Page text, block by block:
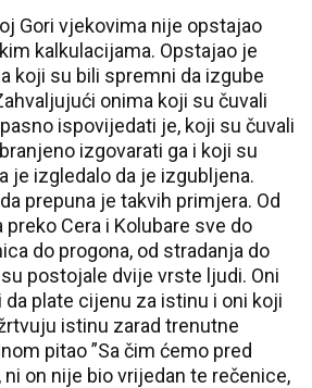
Gori vjekovima nije opstajao
kalkulacijama. Opstajao je
koji su bili spremni da izgube
onima koji su čuvali
ispovijedati je, koji su čuvali
izgovarati ga i koji su
je izgledalo da je izgubljena.
prepuna je takvih primjera. Od
Cera i Kolubare sve do
do progona, od stradanja do
postojale dvije vrste ljudi. Oni
plate cijenu za istinu i oni koji
istinu zarad trenutne
pitao ”Sa čim ćemo pred
ni on nije bio vrijedan te rečenice,